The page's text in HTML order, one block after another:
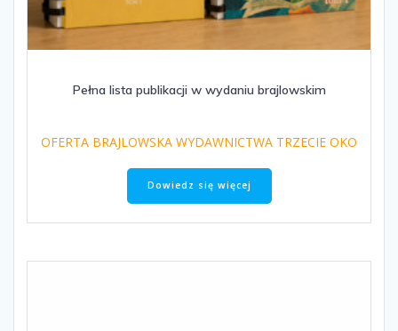
Pełna lista publikacji w wydaniu brajlowskim
OFERTA BRAJLOWSKA WYDAWNICTWA TRZECIE OKO
Dowiedz się więcej